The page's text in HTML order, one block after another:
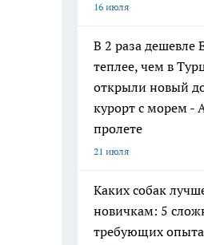
16 июля
В 2 раза дешевле
теплее, чем в
открыли новый
курорт с морем -
пролете
21 июля
Каких собак
новичкам: 5
требующих опыта